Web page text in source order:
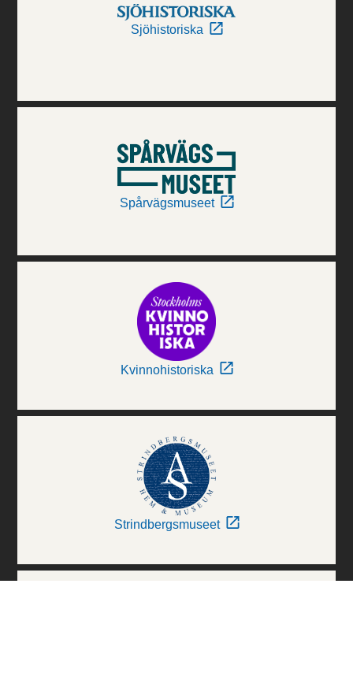
Sjöhistoriska
Spårvägsmuseet
Kvinnohistoriska
Strindbergsmuseet